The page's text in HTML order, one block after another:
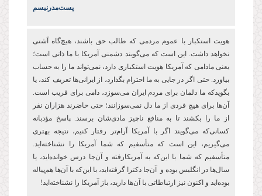
پست‌مدرنیسم
هویت استکبار با عموم مردمی که طالب حق باشند، هیچ‌گاه آشتی
نخواهد داشت. این است که می‌گویند دشمنی آمریکا با ما ذاتی است؛
یعنی مادامی که آمریکا هویت استکباری دارد، نمی‌تواند ما را به حساب
بیاورد. حتی اگر در جایی به ما احترام بگذارد، از ایرانی‌ها تعریف کند، یا
بگویدکه ما دلمان برای مردم ایران می‌سوزد، دامی برای فریب است.
آن‌ها برای هیچ فردی از ما دل نمی‌سوزانند؛ حتی حاضرند هزاران نفر
از ما را بکشند تا به منافع ناچیز مادی‌شان برسند. پاسخ مؤدبانه
کسانی‌که می‌گویند اگر با آمریکا آرام‌تر رفتار کنیم، نتیجه بهتری
می‌گیریم، این است که متأسفیم که شما آمریکا را نشناخته‌اید.
متأسفیم که شما با این‌که به آمریکارفته و آن‌جا درس خوانده‌اید، یا
سال‌ها در انگلیس بوده‌ و آن‌جا دکترا گرفته‌اید، با این‌که با آن‌ها هم‌پیاله
بوده‌اید و اکنون نیز ارتباطاتی با آن‌ها دارید، باز آمریکا را نشناخته‌اید!